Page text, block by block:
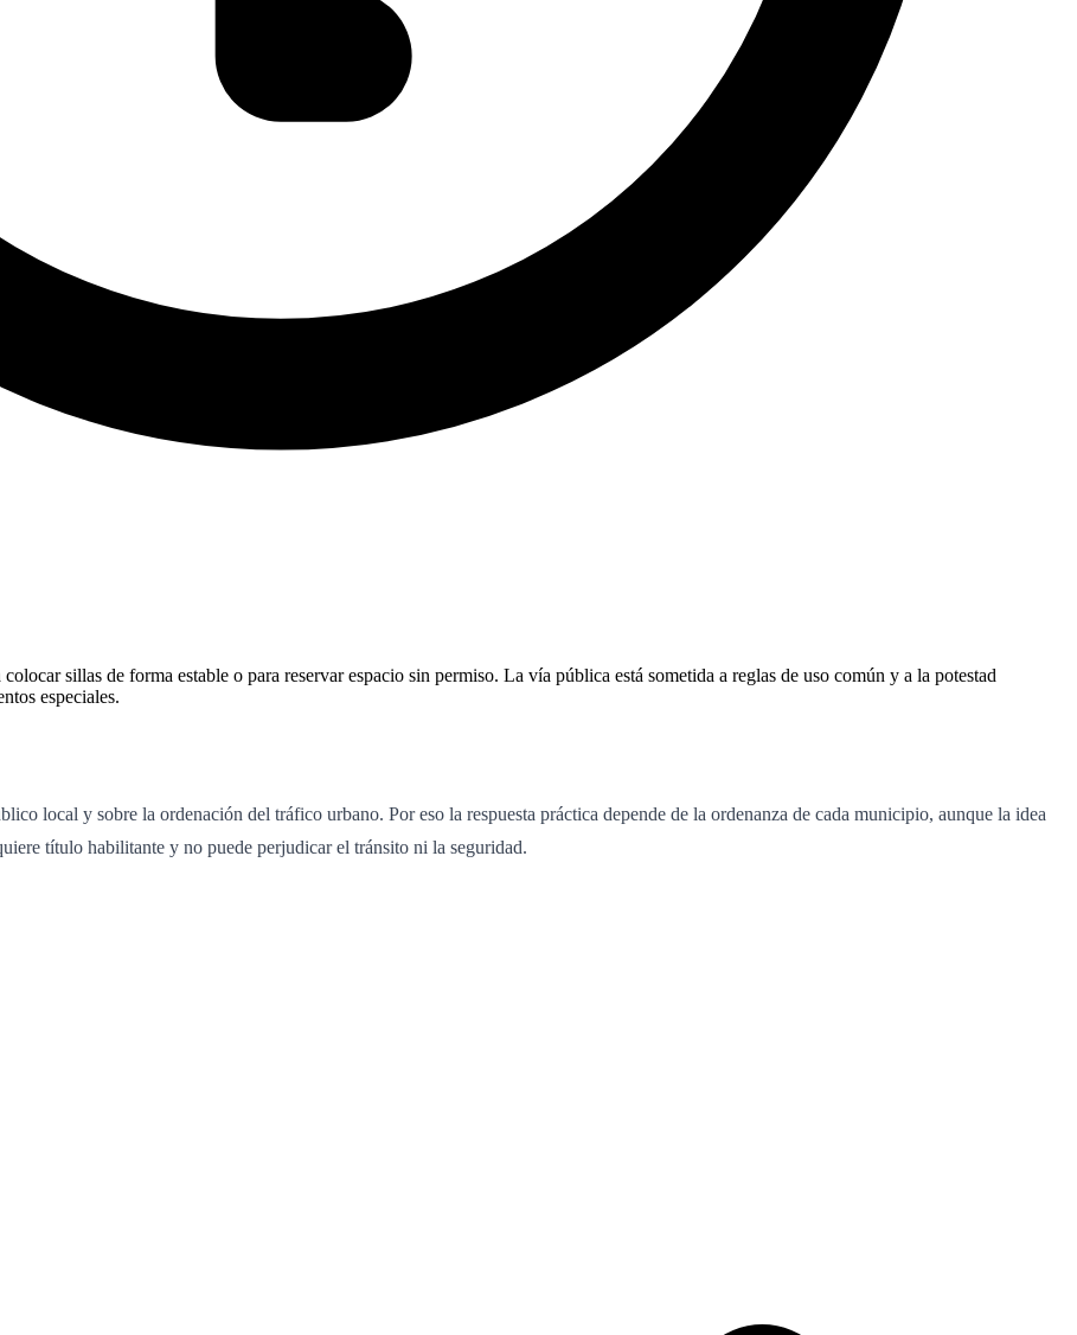
sillas de forma estable o para reservar espacio sin permiso. La vía pública está sometida a reglas de uso común y a la potestad
especiales.
local y sobre la ordenación del tráfico urbano. Por eso la respuesta práctica depende de la ordenanza de cada municipio, aunque la idea
título habilitante y no puede perjudicar el tránsito ni la seguridad.